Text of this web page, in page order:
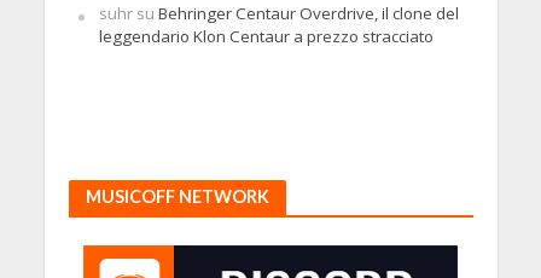
suhrsu Behringer Centaur Overdrive, il clone del
leggendario Klon Centaur a prezzo stracciato
MUSICOFF NETWORK